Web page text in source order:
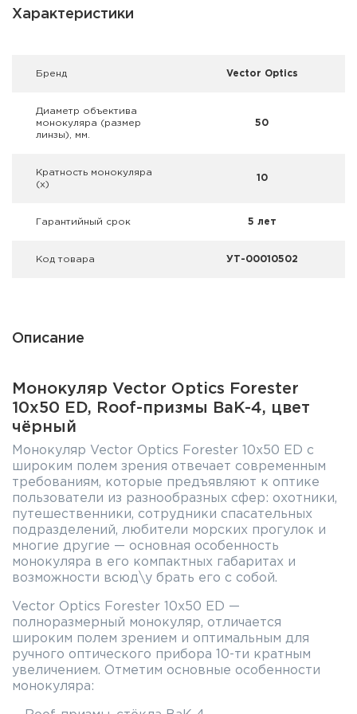
Оружейные шкафы и сейфы
Чехлы и кейсы
Сигнальные средства
Дартс
Аксессуары
Характеристики
Брeнд Vector Optics
Диаметр объектива
монокуляра (размер
линзы), мм.
50
Кратность монокуляра
(х)
10
Гарантийный срок 5 лет
Код товара УТ-00010502
Описание
Монокуляр Vector Optics Forester
10x50 ED, Roof-призмы BaK-4, цвет
чёрный
Монокуляр Vector Optics Forester 10x50 ED с
широким полем зрения отвечает современным
требованиям, которые предъявляют к оптике
пользователи из разнообразных сфер: охотники,
путешественники, сотрудники спасательных
подразделений, любители морских прогулок и
многие другие — основная особенность
монокуляра в его компактных габаритах и
возможности всюд\у брать его с собой.
Vector Optics Forester 10x50 ED —
полноразмерный монокуляр, отличается
широким полем зрением и оптимальным для
ручного оптического прибора 10-ти кратным
увеличением. Отметим основные особенности
монокуляра: